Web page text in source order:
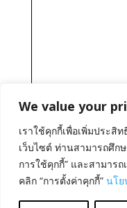
We value your
เราใช้คุกกี้เพื่อเพิ่มประ
เว็บไซต์ ท่านสามารถศึก
การใช้คุกกี้” และสามาร
คลิก “การตั้งค่าคุกกี้” นโย